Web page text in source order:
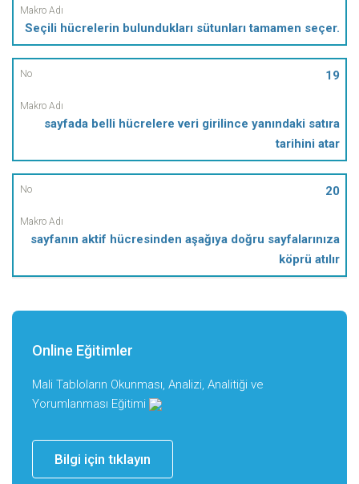
Seçili hücrelerin bulundukları sütunları tamamen seçer.
19
sayfada belli hücrelere veri girilince yanındaki satıra
tarihini atar
20
sayfanın aktif hücresinden aşağıya doğru sayfalarınıza
köprü atılır
Online Eğitimler
Mali Tabloların Okunması, Analizi, Analitiği ve
Yorumlanması Eğitimi
Bilgi için tıklayın